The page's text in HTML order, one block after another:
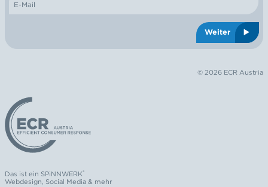
E-Mail
Weiter
© 2026 ECR Austria
Logo: ECR Austria
Das ist ein SPiNNWERK®
Webdesign, Social Media& mehr